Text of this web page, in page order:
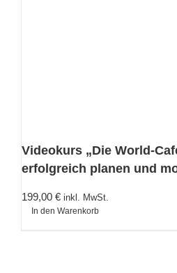
Videokurs „Die World-
erfolgreich planen und
199,00 € inkl. MwSt.
In den Warenkorb